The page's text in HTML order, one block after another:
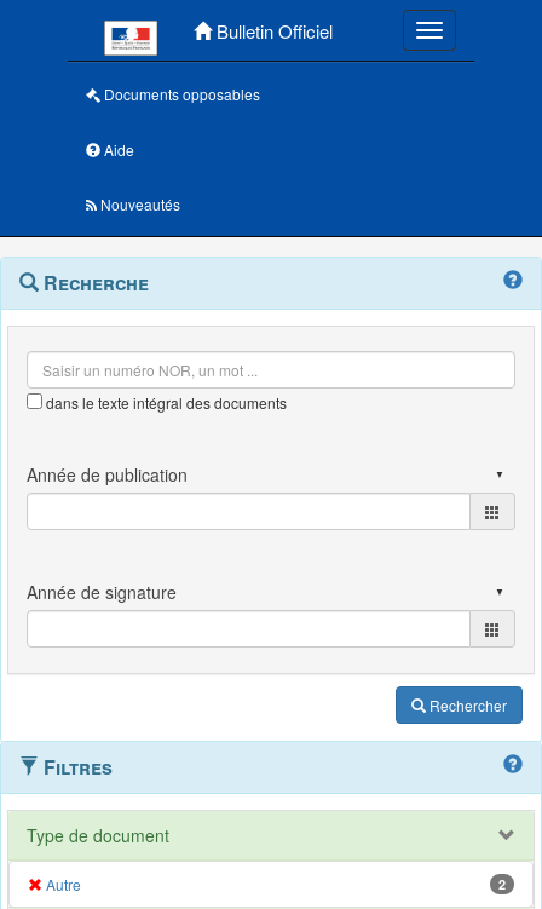
Bulletin Officiel Toggle
Documents opposables
Aide
Nouveautés
Navigation
outils
Menu
contextuel
Recherche
dans le texte intégral des documents
Rechercher
Filtres
Type de document
Autre 2